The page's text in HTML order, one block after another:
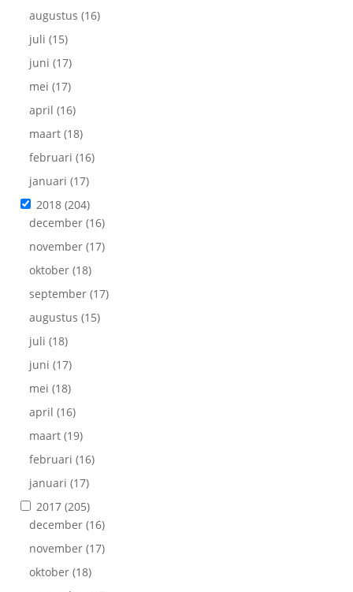
augustus (16)
juli (15)
juni (17)
mei (17)
april (16)
maart (18)
februari (16)
januari (17)
2018 (204)
december (16)
november (17)
oktober (18)
september (17)
augustus (15)
juli (18)
juni (17)
mei (18)
april (16)
maart (19)
februari (16)
januari (17)
2017 (205)
december (16)
november (17)
oktober (18)